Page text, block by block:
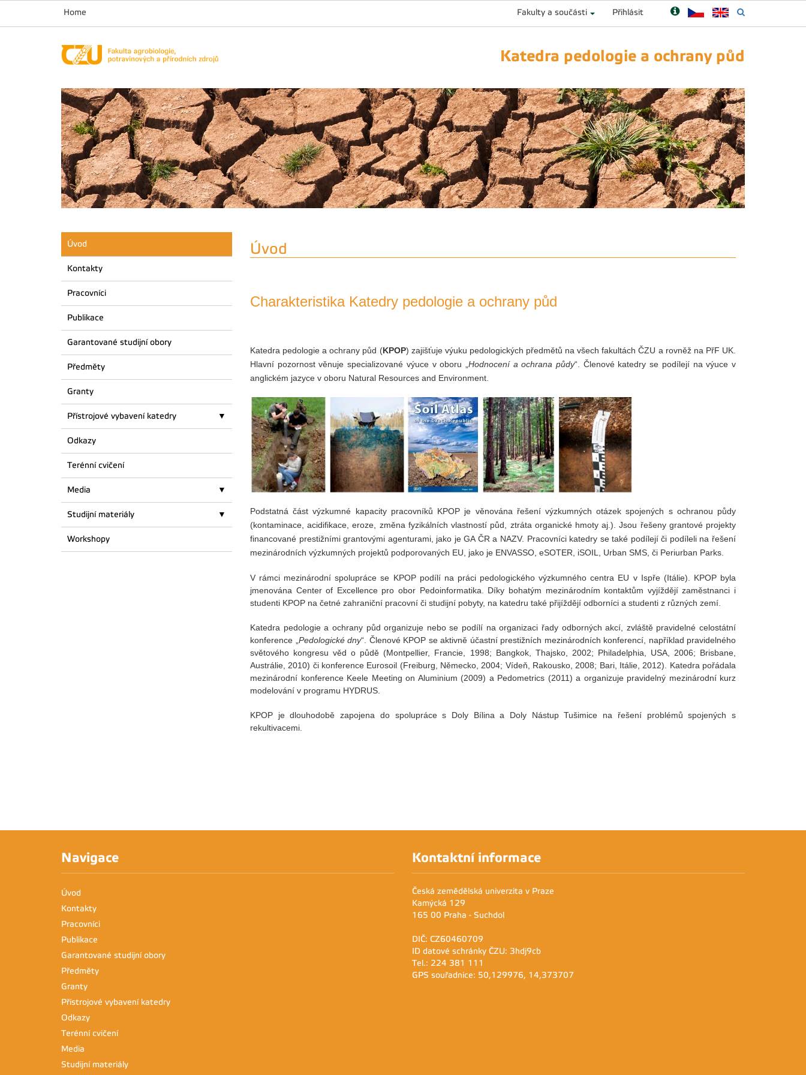
Home Fakulty a součásti Přihlásit
Katedra pedologie a ochrany půd
Úvod
Kontakty
Pracovníci
Publikace
Garantované studijní obory
Předměty
Granty
Přístrojové vybavení katedry
Odkazy
Terénní cvičení
Media
Studijní materiály
Workshopy
Úvod
Charakteristika Katedry pedologie a ochrany půd
Katedra pedologie a ochrany půd (KPOP) zajišťuje výuku pedologických předmětů na všech fakultách ČZU a rovněž na PřF UK.
Hlavní pozornost věnuje specializované výuce v oboru „ Hodnocení a ochrana půdy“. Členové katedry se podílejí na výuce v
anglickém jazyce v oboru Natural Resources and Environment.
Podstatná část výzkumné kapacity pracovníků KPOP je věnována řešení výzkumných otázek spojených s ochranou půdy
(kontaminace, acidifikace, eroze, změna fyzikálních vlastností půd, ztráta organické hmoty aj.). Jsou řešeny grantové projekty
financované prestižními grantovými agenturami, jako je GA ČR a NAZV. Pracovníci katedry se také podílejí či podíleli na řešení
mezinárodních výzkumných projektů podporovaných EU, jako je ENVASSO, eSOTER, iSOIL, Urban SMS, či Periurban Parks.
V rámci mezinárodní spolupráce se KPOP podílí na práci pedologického výzkumného centra EU v Ispře (Itálie). KPOP byla
jmenována Center of Excellence pro obor Pedoinformatika. Díky bohatým mezinárodním kontaktům vyjíždějí zaměstnanci i
studenti KPOP na četné zahraniční pracovní či studijní pobyty, na katedru také přijíždějí odborníci a studenti z různých zemí.
Katedra pedologie a ochrany půd organizuje nebo se podílí na organizaci řady odborných akcí, zvláště pravidelné celostátní
konference „ Pedologické dny“. Členové KPOP se aktivně účastní prestižních mezinárodních konferencí, například pravidelného
světového kongresu věd o půdě (Montpellier, Francie, 1998; Bangkok, Thajsko, 2002; Philadelphia, USA, 2006; Brisbane,
Austrálie, 2010) či konference Eurosoil (Freiburg, Německo, 2004; Vídeň, Rakousko, 2008; Bari, Itálie, 2012). Katedra pořádala
mezinárodní konference Keele Meeting on Aluminium (2009) a Pedometrics (2011) a organizuje pravidelný mezinárodní kurz
modelování v programu HYDRUS.
KPOP je dlouhodobě zapojena do spolupráce s Doly Bílina a Doly Nástup Tušimice na řešení problémů spojených s
rekultivacemi.
Navigace
Úvod
Kontakty
Pracovníci
Publikace
Garantované studijní obory
Předměty
Granty
Přístrojové vybavení katedry
Odkazy
Terénní cvičení
Media
Studijní materiály
Kontaktní informace
Česká zemědělská univerzita v Praze
Kamýcká 129
165 00 Praha - Suchdol
DIČ: CZ60460709
ID datové schránky ČZU: 3hdj9cb
Tel.: 224 381 111
GPS souřadnice: 50,129976, 14,373707